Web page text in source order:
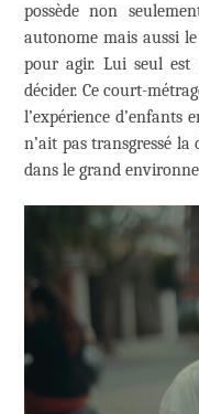
possède non
autonome mais aussi
pour agir. Lui seul est
décider. Ce court-
l’expérience d’enfants
n’ait pas transgressé
dans le grand